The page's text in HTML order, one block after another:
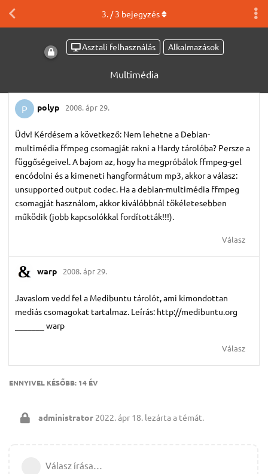
Asztali felhasználás Alkalmazások
Multimédia
3. /3 bejegyzés
P polyp 2008. ápr 29.
Üdv! Kérdésem a következő: Nem lehetne a Debian-
multimédia ffmpeg csomagját rakni a Hardy tárolóba? Persze a
függőségeivel. A bajom az, hogy ha megpróbálok ffmpeg-gel
encódolni és a kimeneti hangformátum mp3, akkor a válasz:
unsupported output codec. Ha a debian-multimédia ffmpeg
csomagját használom, akkor kiválóbbnál tökéletesebben
működik (jobb kapcsolókkal fordították!!!).
Válasz
warp 2008. ápr 29.
Javaslom vedd fel a Medibuntu tárolót, ami kimondottan
mediás csomagokat tartalmaz. Leírás: http://medibuntu.org
_______ warp
Válasz
ENNYIVEL KÉSŐBB: 14 ÉV
administrator 2022. ápr 18. lezárta a témát.
Válasz írása…